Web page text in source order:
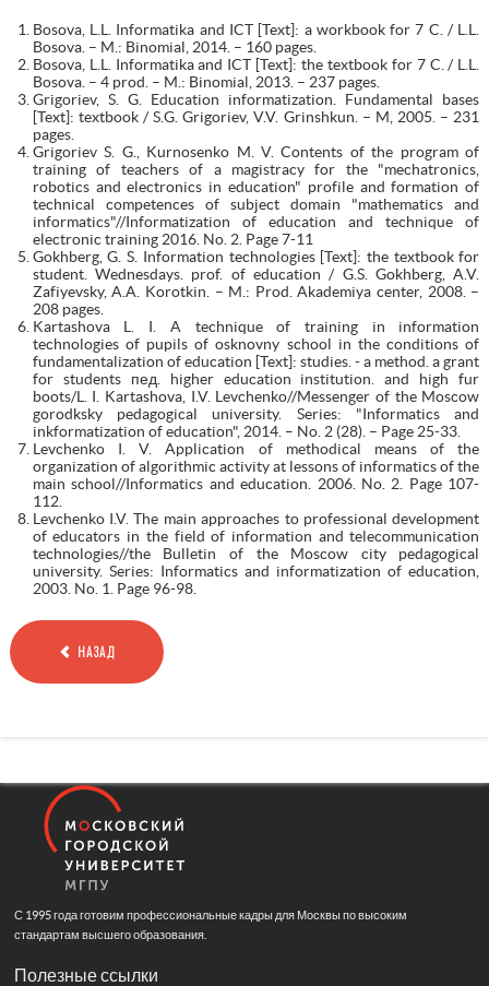
Bosova, L.L. Informatika and ICT [Text]: a workbook for 7 C. / L.L.
Bosova. – M.: Binomial, 2014. – 160 pages.
Bosova, L.L. Informatika and ICT [Text]: the textbook for 7 C. / L.L.
Bosova. – 4 prod. – M.: Binomial, 2013. – 237 pages.
Grigoriev, S. G. Education informatization. Fundamental bases
[Text]: textbook / S.G. Grigoriev, V.V. Grinshkun. – M, 2005. – 231
pages.
Grigoriev S. G., Kurnosenko M. V. Contents of the program of
training of teachers of a magistracy for the "mechatronics,
robotics and electronics in education" profile and formation of
technical competences of subject domain "mathematics and
informatics"//Informatization of education and technique of
electronic training 2016. No. 2. Page 7-11
Gokhberg, G. S. Information technologies [Text]: the textbook for
student. Wednesdays. prof. of education / G.S. Gokhberg, A.V.
Zafiyevsky, A.A. Korotkin. – M.: Prod. Akademiya center, 2008. –
208 pages.
Kartashova L. I. A technique of training in information
technologies of pupils of osknovny school in the conditions of
fundamentalization of education [Text]: studies. - a method. a grant
for students пед. higher education institution. and high fur
boots/L. I. Kartashova, I.V. Levchenko//Messenger of the Moscow
gorodksky pedagogical university. Series: "Informatics and
inkformatization of education", 2014. – No. 2 (28). – Page 25-33.
Levchenko I. V. Application of methodical means of the
organization of algorithmic activity at lessons of informatics of the
main school//Informatics and education. 2006. No. 2. Page 107-
112.
Levchenko I.V. The main approaches to professional development
of educators in the field of information and telecommunication
technologies//the Bulletin of the Moscow city pedagogical
university. Series: Informatics and informatization of education,
2003. No. 1. Page 96-98.
НАЗАД
С 1995 года готовим профессиональные кадры для Москвы по высоким
стандартам высшего образования.
Полезные ссылки